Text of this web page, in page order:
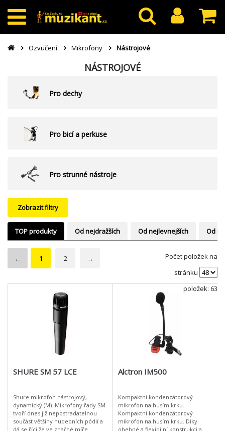
Ozvučení Mikrofony Nástrojové
NÁSTROJOVÉ
Pro dechy
Pro bicí a perkuse
Pro strunné nástroje
Zobrazit filtry
TOP produkty Od nejdražších Od nejlevnejších Od
← 1 2 →
Počet položek na
stránku
položek: 63
SHURE SM 57 LCE
Shure mikrofon nástrojový,
dynamický (M). Mikrofony řady SM
tvoří dnes již nepostradatelnou
součást většiny hudebních pódií a
dá se říci že ve značné míře
Alctron IM500
Kompaktní kondenzátorový
mikrofon na husím krku.
Kompaktní kondenzátorový
mikrofon na husím krku. Díky
ohebné a flexibilní konstrukci a